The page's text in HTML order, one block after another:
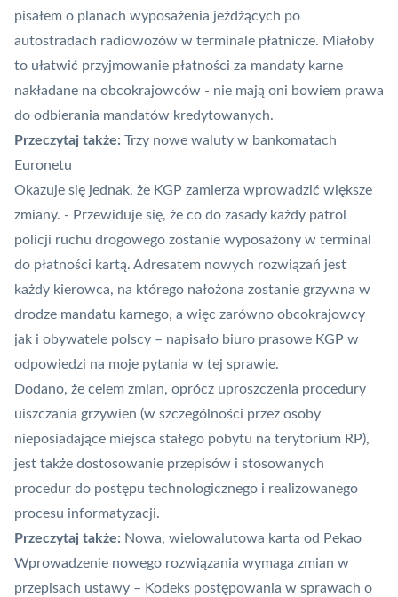
pisałem o planach wyposażenia jeżdżących po
autostradach radiowozów w terminale płatnicze. Miałoby
to ułatwić przyjmowanie płatności za mandaty karne
nakładane na obcokrajowców - nie mają oni bowiem prawa
do odbierania mandatów kredytowanych.
Przeczytaj także: Trzy nowe waluty w bankomatach
Euronetu
Okazuje się jednak, że KGP zamierza wprowadzić większe
zmiany. - Przewiduje się, że co do zasady każdy patrol
policji ruchu drogowego zostanie wyposażony w terminal
do płatności kartą. Adresatem nowych rozwiązań jest
każdy kierowca, na którego nałożona zostanie grzywna w
drodze mandatu karnego, a więc zarówno obcokrajowcy
jak i obywatele polscy – napisało biuro prasowe KGP w
odpowiedzi na moje pytania w tej sprawie.
Dodano, że celem zmian, oprócz uproszczenia procedury
uiszczania grzywien (w szczególności przez osoby
nieposiadające miejsca stałego pobytu na terytorium RP),
jest także dostosowanie przepisów i stosowanych
procedur do postępu technologicznego i realizowanego
procesu informatyzacji.
Przeczytaj także: Nowa, wielowalutowa karta od Pekao
Wprowadzenie nowego rozwiązania wymaga zmian w
przepisach ustawy – Kodeks postępowania w sprawach o